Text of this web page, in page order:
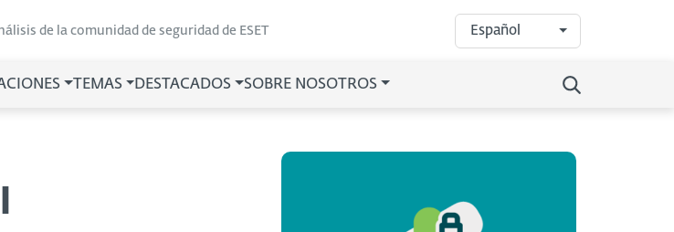
de la comunidad de seguridad de ESET Español
TEMAS DESTACADOS SOBRE NOSOTROS